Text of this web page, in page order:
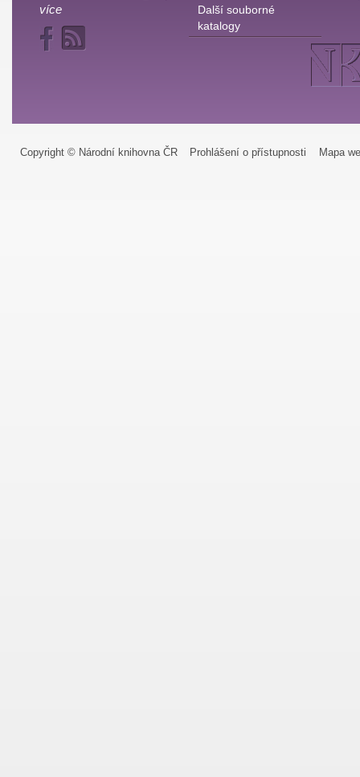
více
Další souborné
katalogy
Copyright © Národní knihovna ČR Prohlášení o přístupnosti Mapa